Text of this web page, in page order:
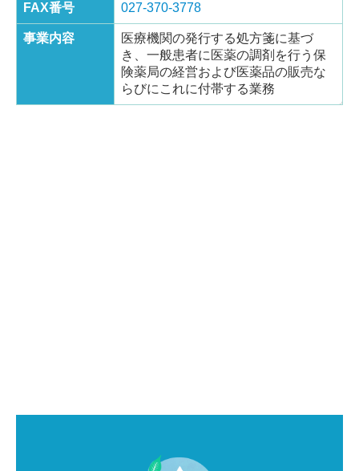
FAX番号 027-370-3778
事業内容
医療機関の発行する処方箋に基づ
き、一般患者に医薬の調剤を行う保
険薬局の経営および医薬品の販売な
らびにこれに付帯する業務